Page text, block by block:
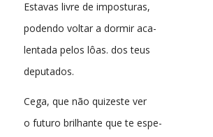
Estavas livre de imposturas,
podendo voltar a dormir aca-
lentada pelos lôas. dos teus
deputados.
Cega, que não quizeste ver
o futuro brilhante que te espe-